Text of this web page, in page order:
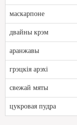
маскарпоне
двайны крэм
аранжавы
грэцкія арэхі
свежай мяты
цукровая пудра